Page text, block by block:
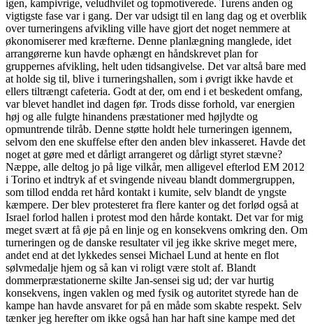
igen, kampivrige, veludhvilet og topmotiverede. Turens anden og
vigtigste fase var i gang. Der var udsigt til en lang dag og et overblik
over turneringens afvikling ville have gjort det noget nemmere at
økonomiserer med kræfterne. Denne planlægning manglede, idet
arrangørerne kun havde ophængt en håndskrevet plan for
gruppernes afvikling, helt uden tidsangivelse. Det var altså bare med
at holde sig til, blive i turneringshallen, som i øvrigt ikke havde et
ellers tiltrængt cafeteria. Godt at der, om end i et beskedent omfang,
var blevet handlet ind dagen før. Trods disse forhold, var energien
høj og alle fulgte hinandens præstationer med højlydte og
opmuntrende tilråb. Denne støtte holdt hele turneringen igennem,
selvom den ene skuffelse efter den anden blev inkasseret. Havde det
noget at gøre med et dårligt arrangeret og dårligt styret stævne?
Næppe, alle deltog jo på lige vilkår, men alligevel efterlod EM 2012
i Torino et indtryk af et svingende niveau blandt dommergruppen,
som tillod endda ret hård kontakt i kumite, selv blandt de yngste
kæmpere. Der blev protesteret fra flere kanter og det forlød også at
Israel forlod hallen i protest mod den hårde kontakt. Det var for mig
meget svært at få øje på en linje og en konsekvens omkring den. Om
turneringen og de danske resultater vil jeg ikke skrive meget mere,
andet end at det lykkedes sensei Michael Lund at hente en flot
sølvmedalje hjem og så kan vi roligt være stolt af. Blandt
dommerpræstationerne skilte Jan-sensei sig ud; der var hurtig
konsekvens, ingen vaklen og med fysik og autoritet styrede han de
kampe han havde ansvaret for på en måde som skabte respekt. Selv
tænker jeg herefter om ikke også han har haft sine kampe med det